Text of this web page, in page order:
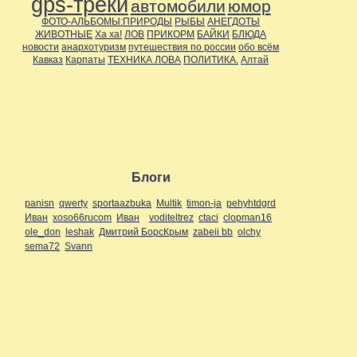
gps-треки автомобили юмор
ФОТО-АЛЬБОМЫ:ПРИРОДЫ РЫБЫ АНЕГДОТЫ
ЖИВОТНЫЕ Ха ха! ЛОВ ПРИКОРМ БАЙКИ БЛЮДА
новости анархотуризм путешествия по россии обо всём
Кавказ Карпаты ТЕХНИКА ЛОВА ПОЛИТИКА. Алтай
Блоги
panisn qwerty sportaazbuka Multik timon-ja pehyhtdgrd
Иван xoso66rucom Иван voditeltrez ctaci clopman16
ole_don leshak Дмитрий БорсКрым zabeii bb olchy
sema72 Svann